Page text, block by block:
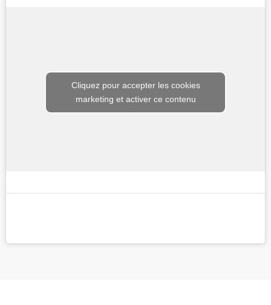
Cliquez pour accepter les cookies
marketing et activer ce contenu